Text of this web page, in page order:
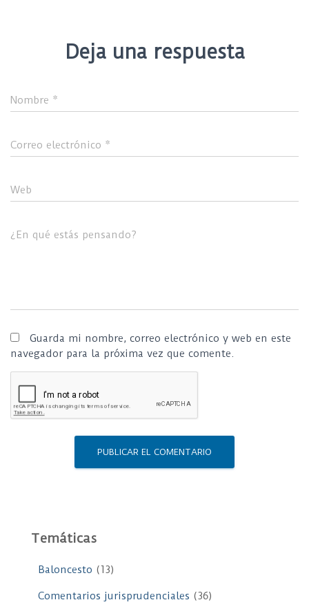
Deja una respuesta
Nombre *
Correo electrónico *
Web
¿En qué estás pensando?
Guarda mi nombre, correo electrónico y web en este
navegador para la próxima vez que comente.
Temáticas
Baloncesto (13)
Comentarios jurisprudenciales (36)